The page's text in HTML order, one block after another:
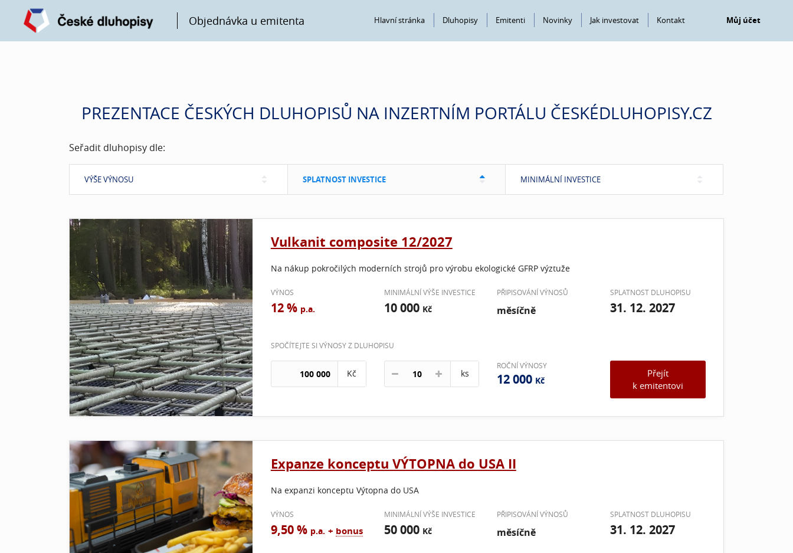
Objednávka u emitenta Hlavní stránka Dluhopisy Emitenti Novinky Jak investovat Kontakt Můj účet
PREZENTACE ČESKÝCH DLUHOPISŮ NA INZERTNÍM PORTÁLU ČESKÉDLUHOPISY.CZ
Seřadit dluhopisy dle:
VÝŠE VÝNOSU SPLATNOST INVESTICE MINIMÁLNÍ INVESTICE
Vulkanit composite 12/2027
Na nákup pokročilých moderních strojů pro výrobu ekologické GFRP výztuže
VÝNOS
12 % p.a.
MINIMÁLNÍ VÝŠE INVESTICE
10 000 Kč
PŘIPISOVÁNÍ VÝNOSŮ
měsíčně
SPLATNOST DLUHOPISU
31. 12. 2027
SPOČÍTEJTE SI VÝNOSY Z DLUHOPISU
Kč ks
ROČNÍ VÝNOSY
12 000 Kč
Přejít
k emitentovi
Expanze konceptu VÝTOPNA do USA II
Na expanzi konceptu Výtopna do USA
VÝNOS
9,50 % p.a. + bonus
MINIMÁLNÍ VÝŠE INVESTICE
50 000 Kč
PŘIPISOVÁNÍ VÝNOSŮ
měsíčně
SPLATNOST DLUHOPISU
31. 12. 2027